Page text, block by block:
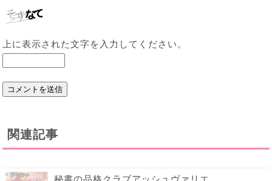
上に表示された文字を入力してください。
関連記事
秘書の品格クラブアッシュヴァリエ